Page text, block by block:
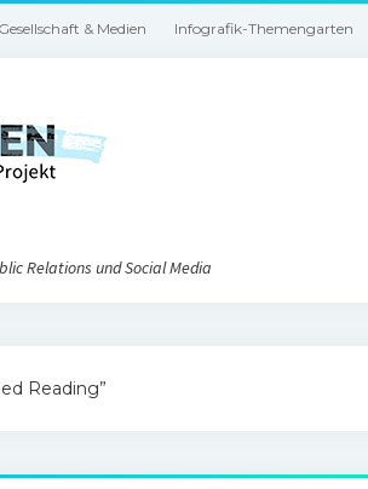
Gesellschaft & Medien Infografik-Themengarten
Relations und Social Media
Reading”